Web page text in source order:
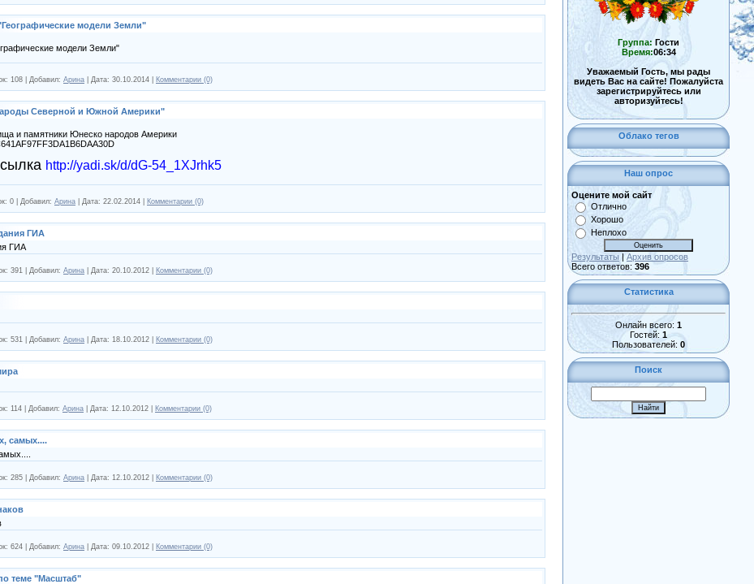
модели Земли"
модели Земли"
108 Добавил: Арина Дата: 30.10.2014 Комментарии (0)
Северной и Южной Америки"
и памятники Юнеско народов Америки
http://yadi.sk/d/dG-54_1XJrhk5
0 Добавил: Арина Дата: 22.02.2014 Комментарии (0)
ГИА
ГИА
391 Добавил: Арина Дата: 20.10.2012 Комментарии (0)
531 Добавил: Арина Дата: 18.10.2012 Комментарии (0)
114 Добавил: Арина Дата: 12.10.2012 Комментарии (0)
самых....
285 Добавил: Арина Дата: 12.10.2012 Комментарии (0)
624 Добавил: Арина Дата: 09.10.2012 Комментарии (0)
теме "Масштаб"
Группа: Гости
Время:06:34
Уважаемый Гость, мы рады
видеть Вас на сайте! Пожалуйста
зарегистрируйтесь или
авторизуйтесь!
Облако тегов
Наш опрос
Оцените мой сайт
Отлично
Хорошо
Неплохо
Результаты | Архив опросов
Всего ответов: 396
Статистика
Онлайн всего: 1
Гостей: 1
Пользователей: 0
Поиск